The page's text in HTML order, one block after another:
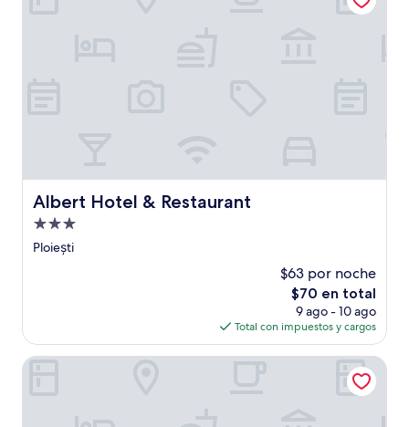
Albert Hotel & Restaurant
Albert Hotel & Restaurant
Propiedad
de
Ploiești
$63 por noche
El
precio
actual
es
de
$70 en total
9 ago - 10 ago
Total con impuestos y cargos
Prahova Plaza Hotel